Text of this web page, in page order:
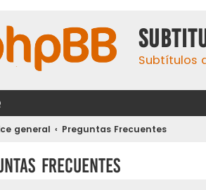
Subtítulos
general Preguntas Frecuentes
Frecuentes